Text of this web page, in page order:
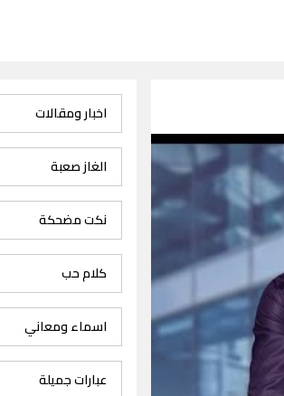
اخبار ومقالات
الغاز صعبة
نكت مضحكة
كلام حب
اسماء ومعاني
عبارات جميلة